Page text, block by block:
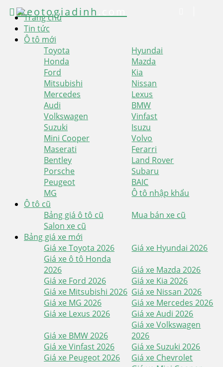
Trang chủ
Tin tức
Ô tô mới
Toyota
Hyundai
Honda
Mazda
Ford
Kia
Mitsubishi
Nissan
Mercedes
Lexus
Audi
BMW
Volkswagen
Vinfast
Suzuki
Isuzu
Mini Cooper
Volvo
Maserati
Ferarri
Bentley
Land Rover
Porsche
Subaru
Peugeot
BAIC
MG
Ô tô nhập khẩu
Ô tô cũ
Bảng giá ô tô cũ
Mua bán xe cũ
Salon xe cũ
Bảng giá xe mới
Giá xe Toyota 2026
Giá xe Hyundai 2026
Giá xe ô tô Honda
2026
Giá xe Mazda 2026
Giá xe Ford 2026
Giá xe Kia 2026
Giá xe Mitsubishi 2026 Giá xe Nissan 2026
Giá xe MG 2026
Giá xe Mercedes 2026
Giá xe Lexus 2026
Giá xe Audi 2026
Giá xe BMW 2026
Giá xe Volkswagen
2026
Giá xe Vinfast 2026
Giá xe Suzuki 2026
Giá xe Peugeot 2026
Giá xe Chevrolet
xeotogiadinh